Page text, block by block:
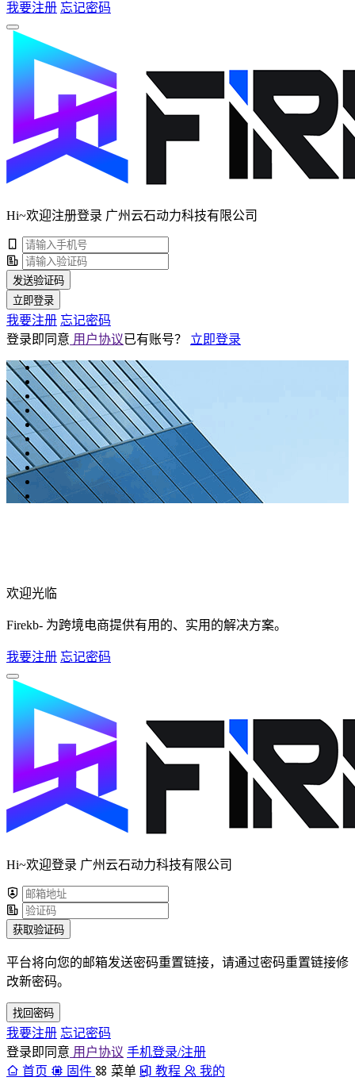
我要注册 忘记密码
Hi~欢迎注册登录 广州云石动力科技有限公司
发送验证码
立即登录
我要注册 忘记密码
登录即同意 用户协议已有账号？ 立即登录
欢迎光临
Firekb- 为跨境电商提供有用的、实用的解决方案。
我要注册 忘记密码
Hi~欢迎登录 广州云石动力科技有限公司
获取验证码
平台将向您的邮箱发送密码重置链接，请通过密码重置链接修
改新密码。
找回密码
我要注册 忘记密码
登录即同意 用户协议 手机登录/注册
首页
固件 菜单 教程 我的